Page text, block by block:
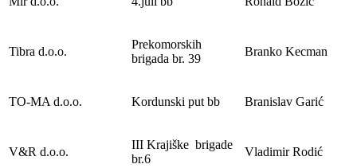
Tibra d.o.o.
Prekomorskih
brigada br. 39
Branko Kecman
TO-MA d.o.o. Kordunski put bb Branislav Garić
V&R d.o.o.
III Krajiške brigade
br.6
Vladimir Rodić